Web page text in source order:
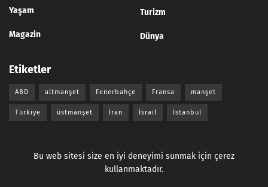
Yaşam
Magazin
Turizm
Dünya
Etiketler
ABD altmanşet Fenerbahçe Fransa manşet
Türkiye üstmanşet İran İsrail İstanbul
Bu web sitesi size en iyi deneyimi sunmak için çerez
kullanmaktadır.